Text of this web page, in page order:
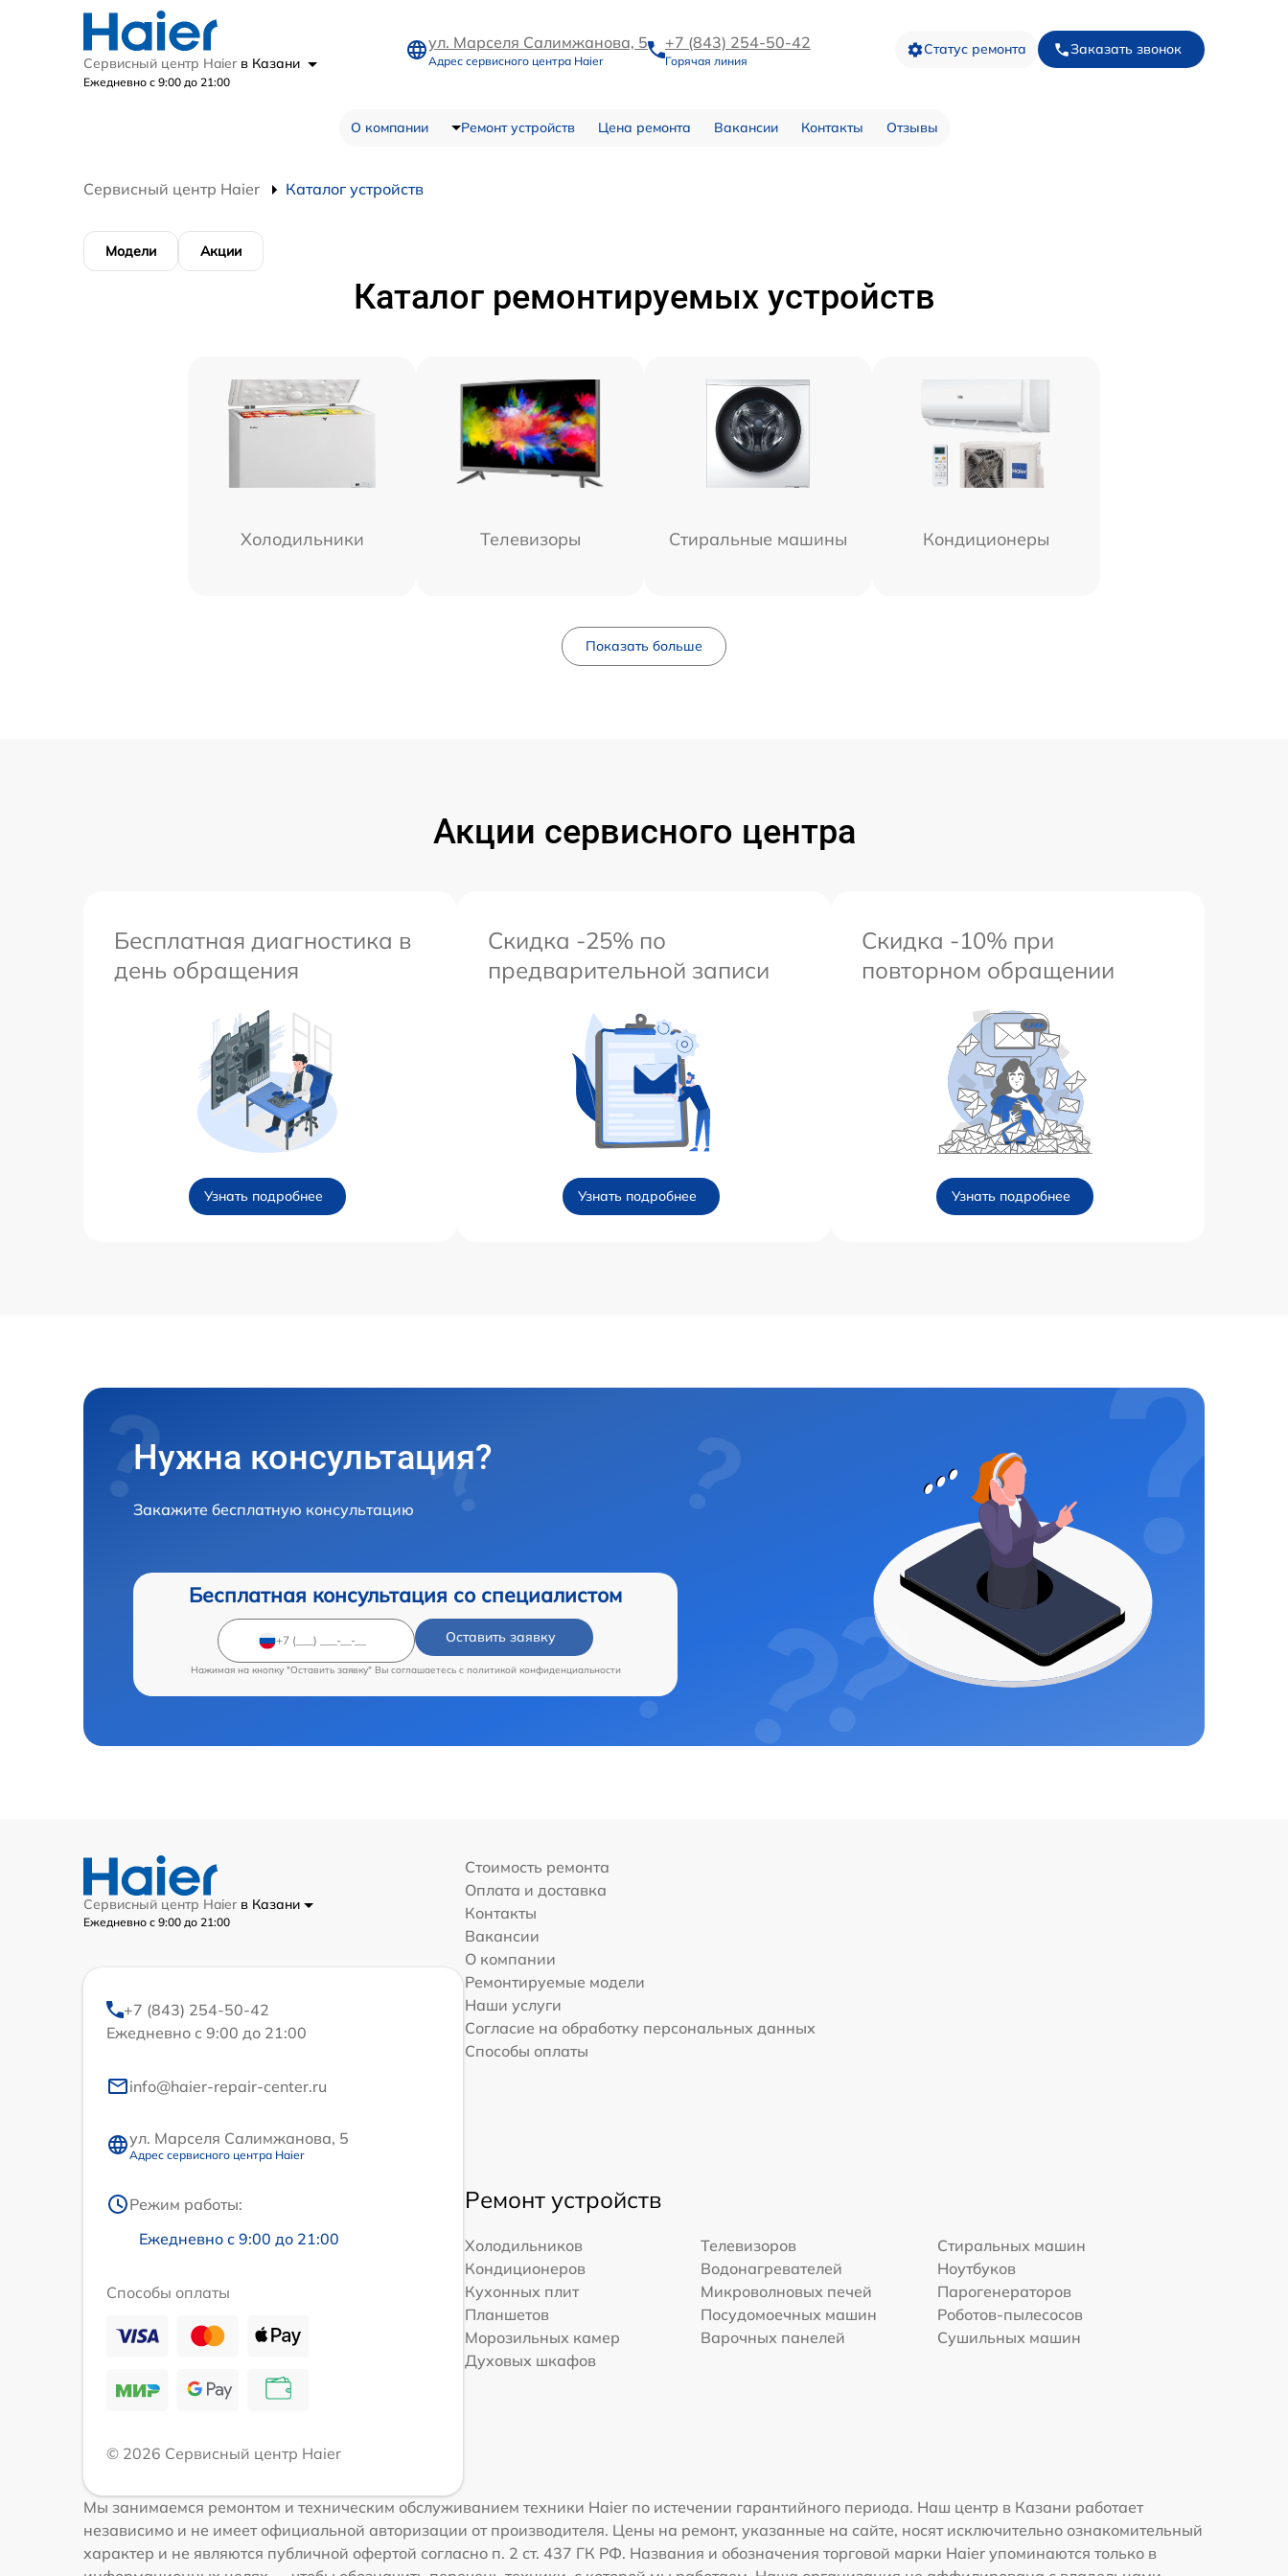
Сервисный центр Haier в Казани
Ежедневно с 9:00 до 21:00
ул. Марселя Салимжанова, 5
Адрес сервисного центра Haier
+7 (843) 254-50-42
Горячая линия
Статус ремонта Заказать звонок
О компании Ремонт устройств Цена ремонта Вакансии Контакты Отзывы
Сервисный центр Haier Каталог устройств
Модели Акции
Каталог ремонтируемых устройств
Холодильники Телевизоры Стиральные машины Кондиционеры
Показать больше
Акции сервисного центра
Бесплатная диагностика в
день обращения
Узнать подробнее
Скидка -25% по
предварительной записи
Узнать подробнее
Скидка -10% при
повторном обращении
Узнать подробнее
Нужна консультация?
Закажите бесплатную консультацию
Бесплатная консультация со специалистом
Оставить заявку
Нажимая на кнопку "Оставить заявку" Вы соглашаетесь c политикой конфиденциальности
Сервисный центр Haier в Казани
Ежедневно с 9:00 до 21:00
+7 (843) 254-50-42
Ежедневно с 9:00 до 21:00
info@haier-repair-center.ru
ул. Марселя Салимжанова, 5
Адрес сервисного центра Haier
Режим работы:
Ежедневно с 9:00 до 21:00
Способы оплаты
© 2026 Сервисный центр Haier
Стоимость ремонта
Оплата и доставка
Контакты
Вакансии
О компании
Ремонтируемые модели
Наши услуги
Согласие на обработку персональных данных
Способы оплаты
Ремонт устройств
Холодильников Телевизоров
Стиральных машин
Кондиционеров
Водонагревателей
Ноутбуков
Кухонных плит
Микроволновых печей
Парогенераторов
Планшетов
Посудомоечных машин
Роботов-пылесосов
Морозильных камер
Варочных панелей
Сушильных машин
Духовых шкафов
Мы занимаемся ремонтом и техническим обслуживанием техники Haier по истечении гарантийного периода. Наш центр в Казани работает
независимо и не имеет официальной авторизации от производителя. Цены на ремонт, указанные на сайте, носят исключительно ознакомительный
характер и не являются публичной офертой согласно п. 2 ст. 437 ГК РФ. Названия и обозначения торговой марки Haier упоминаются только в